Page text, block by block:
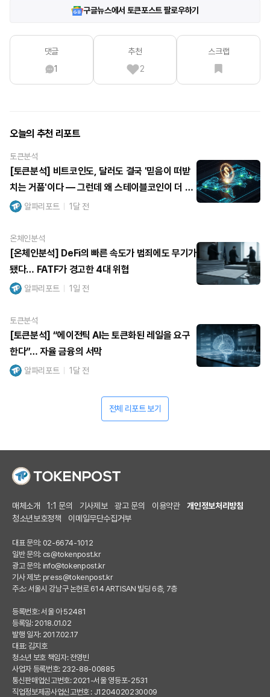
구글뉴스에서 토큰포스트 팔로우하기
댓글
1
추천
2
스크랩
오늘의 추천 리포트
토큰분석
[토큰분석] 비트코인도, 달러도 결국 '믿음이 떠받
치는 거품'이다 — 그런데 왜 스테이블코인이 더 위
험한가알파리포트 1달 전
온체인분석
[온체인분석] DeFi의 빠른 속도가 범죄에도 무기가
됐다… FATF가 경고한 4대 위협
알파리포트 1일 전
토큰분석
[토큰분석] “에이전틱 AI는 토큰화된 레일을 요구
한다”… 자율 금융의 서막
알파리포트 1달 전
전체 리포트 보기
매체소개 1:1 문의 기사제보 광고 문의 이용약관
개인정보처리방침
청소년보호정책
이메일무단수집거부
대표 문의: 02-6674-1012
일반 문의: cs@tokenpost.kr
광고 문의: info@tokenpost.kr
기사 제보: press@tokenpost.kr
주소: 서울시 강남구 논현로 614 ARTISAN 빌딩 6층, 7층
등록번호: 서울 아 52481
등록일: 2018.01.02
발행 일자: 2017.02.17
대표: 김지호
청소년 보호 책임자: 전영빈
사업자 등록번호: 232-88-00885
통신판매업신고번호: 2021-서울 영등포-2531
직업정보제공사업신고번호 : J1204020230009